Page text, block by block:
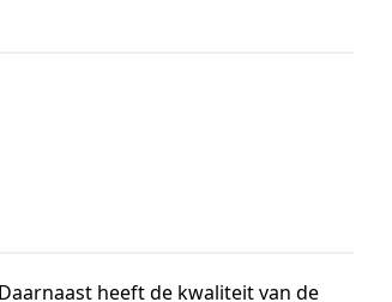
heeft de kwaliteit van de